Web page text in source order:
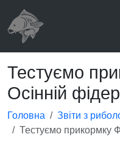
Тестуємо
Осінній
Головна
Звіти з
Тестуємо прикормку